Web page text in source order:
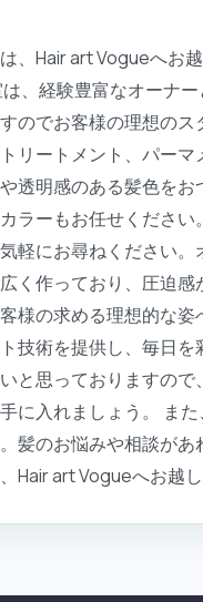
、Hair art Vogueへお
、経験豊富なオーナ
のでお客様の理想の
リートメント、パー
透明感のある髪色を
ラーもお任せくださ
軽にお尋ねください
く作っており、圧迫
様の求める理想的な
技術を提供し、毎日
と思っておりますの
に入れましょう。 ま
髪のお悩みや相談が
Hair art Vogueへお越